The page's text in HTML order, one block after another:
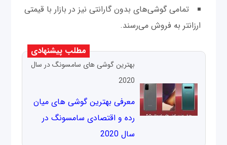
تمامی گوشی‌های بدون گارانتی نیز در بازار با قیمتی
ارزانتر به فروش می‌رسند.
مطلب پیشنهادی
بهترین گوشی های سامسونگ در سال
2020
معرفی بهترین گوشی های میان
رده و اقتصادی سامسونگ در
سال 2020